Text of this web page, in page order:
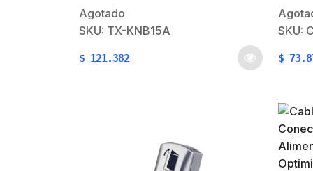
TKâ€‹272-TK
360, TKâ€‹370, TKâ€‹372-
TK260G, TKâ€‹270G, TKâ€‹272G -
TK360G, TKâ€‹370G, TKâ€‹372G-
fabricadas con los más rigurosos
controles de calidad – Selladas
Agotado
SKU: TX-KNB15A
$ 121.382
como
con
SKU:
$